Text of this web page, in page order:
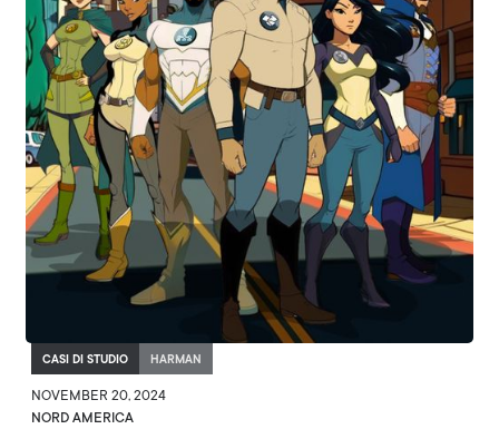
CASI DI STUDIO HARMAN
NOVEMBER 20, 2024
NORD AMERICA